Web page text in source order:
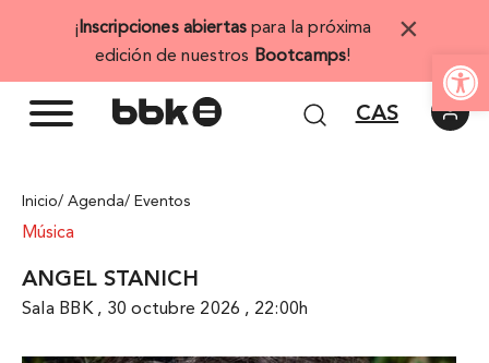
Abrir
¡ Inscripciones abiertas para la próxima
edición de nuestros Bootcamps!
×
CAS
Inicio/ Agenda/ Eventos
Música
ANGEL STANICH
Sala BBK , 30 octubre 2026 , 22:00h